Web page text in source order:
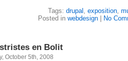
Tags: drupal , exposition,
Posted in webdesign| No
en Bolit
October 5th, 2008